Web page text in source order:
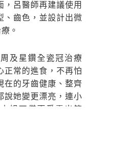
，呂醫師再建議使用
、齒色，並設計出微
。
及星鑽全瓷冠治療
正常的進食，不再怕
在的牙齒健康、整齊
說她變更漂亮，連小
姐不僅更愛露出笑